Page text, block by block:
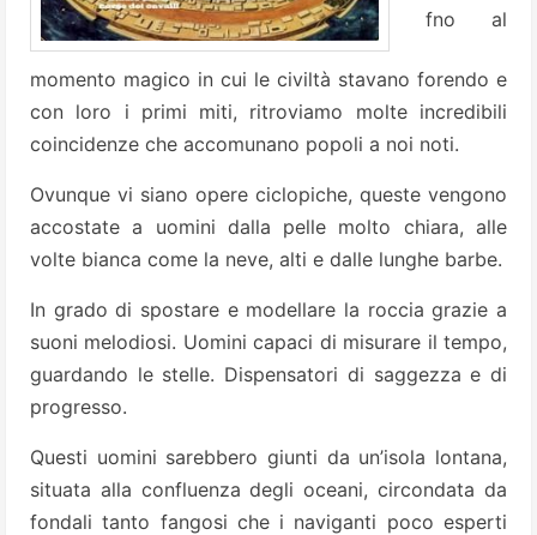
fno al
momento magico in cui le civiltà stavano forendo e
con loro i primi miti, ritroviamo molte incredibili
coincidenze che accomunano popoli a noi noti.
Ovunque vi siano opere ciclopiche, queste vengono
accostate a uomini dalla pelle molto chiara, alle
volte bianca come la neve, alti e dalle lunghe barbe.
In grado di spostare e modellare la roccia grazie a
suoni melodiosi. Uomini capaci di misurare il tempo,
guardando le stelle. Dispensatori di saggezza e di
progresso.
Questi uomini sarebbero giunti da un’isola lontana,
situata alla confluenza degli oceani, circondata da
fondali tanto fangosi che i naviganti poco esperti